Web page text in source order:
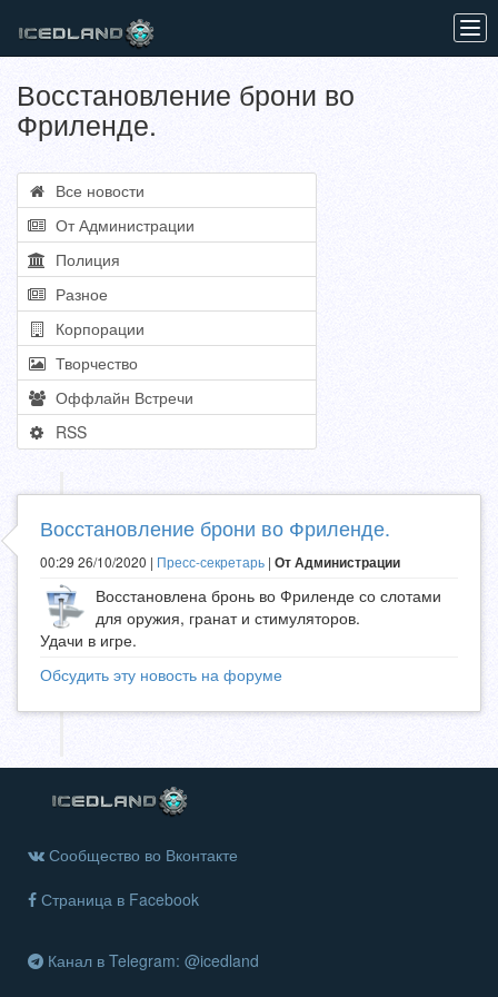
Восстановление брони во
Фриленде.
Все новости
От Администрации
Полиция
Разное
Корпорации
Творчество
Оффлайн Встречи
RSS
Восстановление брони во Фриленде.
00:29 26/10/2020 | Пресс-секретарь | От Администрации
Восстановлена бронь во Фриленде со слотами
для оружия, гранат и стимуляторов.
Удачи в игре.
Обсудить эту новость на форуме
Сообщество во Вконтакте
Страница в Facebook
Канал в Telegram: @icedland